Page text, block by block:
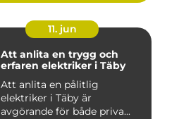
11. jun
Att anlita en trygg och
erfaren elektriker i Täby
Att anlita en pålitlig
elektriker i Täby är
avgörande för både priva...